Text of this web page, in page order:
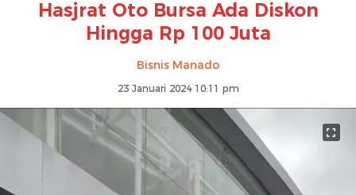
Hasjrat Oto Bursa Ada Diskon
Hingga Rp 100 Juta
Bisnis Manado
23 Januari 2024 10:11 pm